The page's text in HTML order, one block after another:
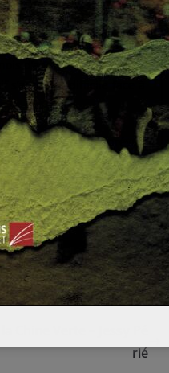
Les États-Unis
afin d’affirmer la
par l’ONU envers le
d’adopter une posture
difficile face à
est toujours prévue
montre plus ferme vis-à-
0
rié